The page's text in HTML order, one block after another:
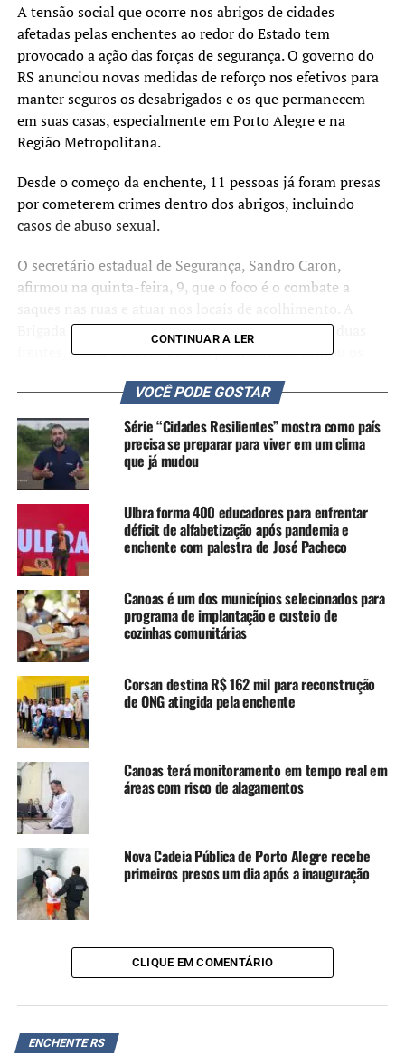
A tensão social que ocorre nos abrigos de cidades
afetadas pelas enchentes ao redor do Estado tem
provocado a ação das forças de segurança. O governo do
RS anunciou novas medidas de reforço nos efetivos para
manter seguros os desabrigados e os que permanecem
em suas casas, especialmente em Porto Alegre e na
Região Metropolitana.
Desde o começo da enchente, 11 pessoas já foram presas
por cometerem crimes dentro dos abrigos, incluindo
casos de abuso sexual.
O secretário estadual de Segurança, Sandro Caron,
afirmou na quinta-feira, 9, que o foco é o combate a
Brigada Militar e a Polícia Civil trabalham nessas duas
frentes, mas a situação de excepcionalidade tornou os
Além do reforço de 400 agentes das Polícias Militares de
outros estados, o governo estadual abriu o recrutamento
de 1 mil reservistas para atuarem em abrigos. Dessa
forma, os agentes da ativa poderão atuar com mais força
no policiamento ostensivo nas ruas.
A Polícia Civil afirma que está fazendo rondas nos
maiores abrigos durante 24 horas, e que as menores
mesma forma que a Brigada, a Civil abriu chamamento
para 200 agentes aposentados para reforço na segurança.
TÓPICOS RELACIONADOS: ABRIGOS
PRESOS
A SEGUIR UP
Trensurb lança campanha de apoio às famílias de
trabalhadores afetados pela enchente
NÃO SE ESQUEÇA
Remédios do programa Farmácia Popular perdidos na
enchente serão repostos
CONTINUAR A LER
VOCÊ PODE GOSTAR
Série “Cidades Resilientes” mostra como país
precisa se preparar para viver em um clima
que já mudou
Ulbra forma 400 educadores para enfrentar
déficit de alfabetização após pandemia e
enchente com palestra de José Pacheco
Canoas é um dos municípios selecionados para
programa de implantação e custeio de
cozinhas comunitárias
Corsan destina R$ 162 mil para reconstrução
de ONG atingida pela enchente
Canoas terá monitoramento em tempo real em
áreas com risco de alagamentos
Nova Cadeia Pública de Porto Alegre recebe
primeiros presos um dia após a inauguração
CLIQUE EM COMENTÁRIO
ENCHENTE RS